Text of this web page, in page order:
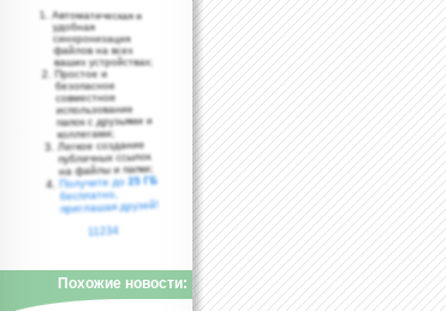
Автоматическая и
удобная
синхронизация
файлов на всех
ваших устройствах;
Простое и
безопасное
совместное
использование
папок с друзьями и
коллегами;
Легкое создание
публичных ссылок
на файлы и папки;
Получите до25 ГБ
бесплатно,
приглашая друзей!
11234
Похожие новости: